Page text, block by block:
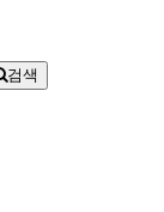
검색